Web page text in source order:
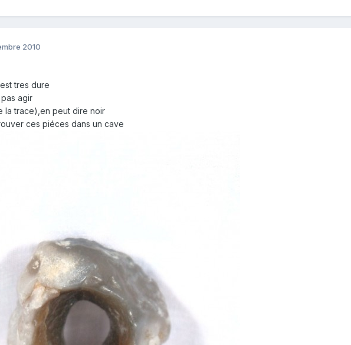
2010
tres dure
agir
la trace),en peut dire noir
ces piéces dans un cave